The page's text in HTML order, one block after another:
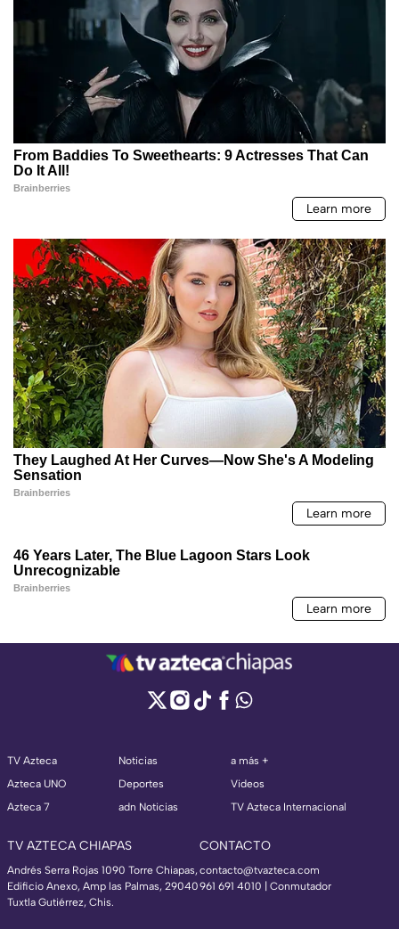
TV Azteca
Azteca UNO
Azteca 7
Noticias
Deportes
adn Noticias
a más +
Videos
TV Azteca Internacional
TV AZTECA CHIAPAS
Andrés Serra Rojas 1090 Torre Chiapas,
Edificio Anexo, Amp las Palmas, 29040
Tuxtla Gutiérrez, Chis.
CONTACTO
contacto@tvazteca.com
961 691 4010 | Conmutador